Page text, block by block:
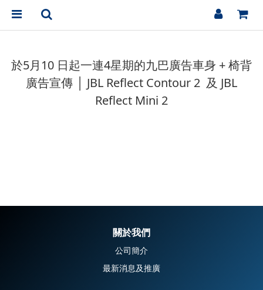
於5月10 日起一連4星期的九巴廣告車身 + 椅背
廣告宣傳 │ JBL Reflect Contour 2 及 JBL
Reflect Mini 2
關於我們
公司簡介
最新消息及推廣